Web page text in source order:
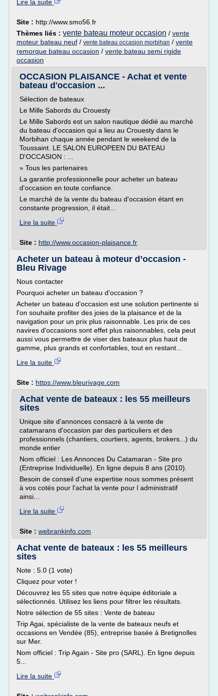
Lire la suite
Site : http://www.smo56.fr
Thèmes liés : vente bateau moteur occasion / vente
moteur bateau neuf / vente bateau occasion morbihan / vente
remorque bateau occasion / vente bateau semi rigide
occasion
OCCASION PLAISANCE - Achat et vente
bateau d'occasion ...
Sélection de bateaux
Le Mille Sabords du Crouesty
Le Mille Sabords est un salon nautique dédié au marché
du bateau d'occasion qui a lieu au Crouesty dans le
Morbihan chaque année pendant le weekend de la
Toussaint. LE SALON EUROPEEN DU BATEAU
D'OCCASION : ...
» Tous les partenaires
La garantie professionnelle pour acheter un bateau
d'occasion en toute confiance.
Le marché de la vente du bateau d'occasion étant en
constante progression, il était...
Lire la suite
Site : http://www.occasion-plaisance.fr
Acheter un bateau à moteur d’occasion -
Bleu Rivage
Nous contacter
Pourquoi acheter un bateau d'occasion ?
Acheter un bateau d'occasion est une solution pertinente si
l'on souhaite profiter des joies de la plaisance et de la
navigation pour un prix plus raisonnable. Les prix de ces
navires d'occasions sont effet plus raisonnables, cela peut
aussi vous permettre de viser des bateaux plus haut de
gamme, plus grands et confortables, tout en restant...
Lire la suite
Site : https://www.bleurivage.com
Achat vente de bateaux : les 55 meilleurs
sites
Unique site d'annonces consacré à la vente de
catamarans d'occasion par des particuliers et des
professionnels (chantiers, courtiers, agents, brokers...) du
monde entier
Nom officiel : Les Annonces Du Catamaran - Site pro
(Entreprise Individuelle). En ligne depuis 8 ans (2010).
Besoin de conseil d'une expertise nous sommes présent
à vos cotés pour l'achat la vente pour l administratif
ainsi...
Lire la suite
Site : webrankinfo.com
Achat vente de bateaux : les 55 meilleurs
sites
Note : 5.0 (1 vote)
Cliquez pour voter !
Découvrez les 55 sites que notre équipe éditoriale a
sélectionnés. Utilisez les liens pour filtrer les résultats.
Notre sélection de 55 sites : Vente de bateau
Trip Agai, spécialiste de la vente de bateaux neufs et
occasions en Vendée (85), entreprise basée à Bretignolles
sur Mer.
Nom officiel : Trip Again - Site pro (SARL). En ligne depuis
5...
Lire la suite